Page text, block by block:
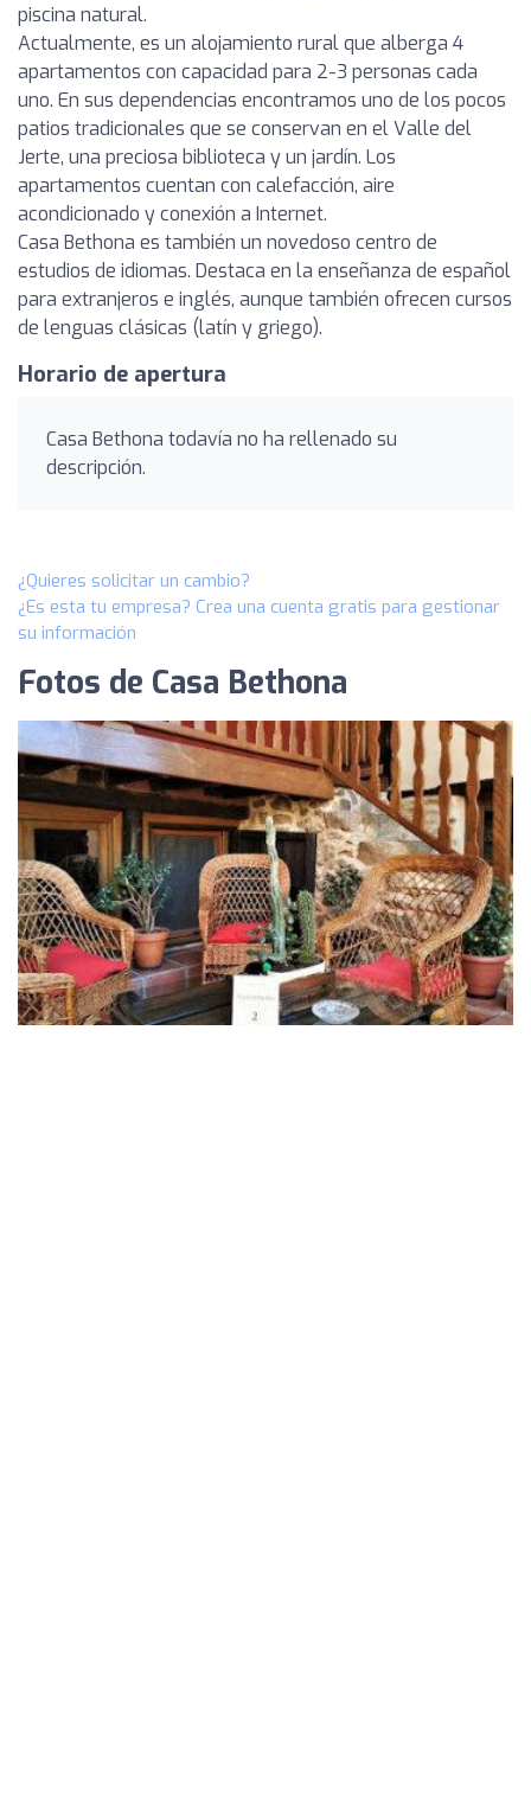
piscina natural.
Actualmente, es un alojamiento rural que alberga 4
apartamentos con capacidad para 2-3 personas cada
uno. En sus dependencias encontramos uno de los pocos
patios tradicionales que se conservan en el Valle del
Jerte, una preciosa biblioteca y un jardín. Los
apartamentos cuentan con calefacción, aire
acondicionado y conexión a Internet.
Casa Bethona es también un novedoso centro de
estudios de idiomas. Destaca en la enseñanza de español
para extranjeros e inglés, aunque también ofrecen cursos
de lenguas clásicas (latín y griego).
Horario de apertura
Casa Bethona todavía no ha rellenado su
descripción.
¿Quieres solicitar un cambio?
¿Es esta tu empresa? Crea una cuenta gratis para gestionar
su información
Fotos de Casa Bethona